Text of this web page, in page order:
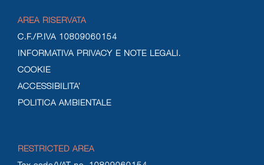
AREA RISERVATA
C.F./P.IVA 10809060154
INFORMATIVA PRIVACY E NOTE LEGALI.
COOKIE
ACCESSIBILITA’
POLITICA AMBIENTALE
RESTRICTED AREA